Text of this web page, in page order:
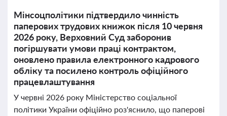
Мінсоцполітики підтвердило чинність
паперових трудових книжок після 10 червня
2026 року, Верховний Суд заборонив
погіршувати умови праці контрактом,
оновлено правила електронного кадрового
обліку та посилено контроль офіційного
працевлаштування
У червні 2026 року Міністерство соціальної
політики України офіційно роз'яснило, що паперові